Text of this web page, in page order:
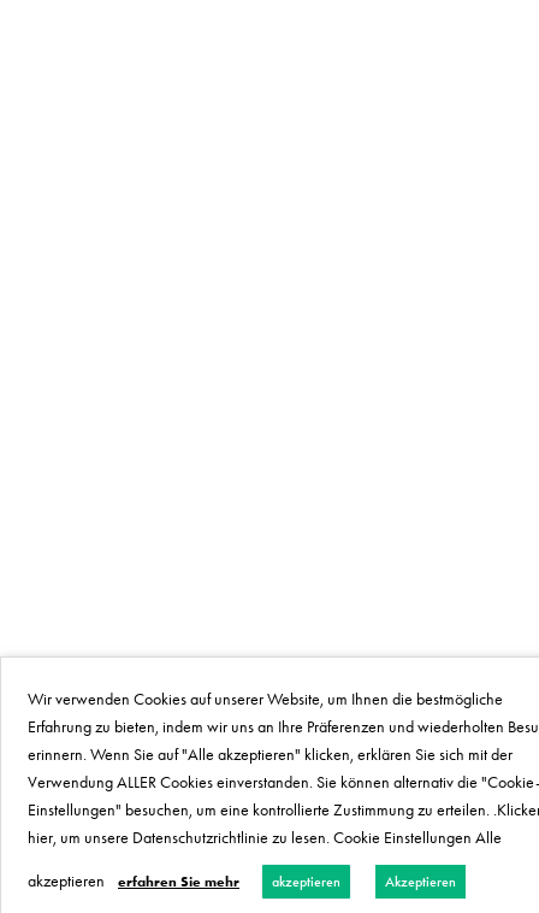
Wir verwenden Cookies auf unserer Website, um Ihnen die bestmögliche
Erfahrung zu bieten, indem wir uns an Ihre Präferenzen und wiederholten
erinnern. Wenn Sie auf "Alle akzeptieren" klicken, erklären Sie sich mit der
Verwendung ALLER Cookies einverstanden. Sie können alternativ die "Cookie-
Einstellungen" besuchen, um eine kontrollierte Zustimmung zu erteilen.
hier, um unsere Datenschutzrichtlinie zu lesen. Cookie Einstellungen Alle
akzeptieren erfahren Sie mehr akzeptieren Akzeptieren